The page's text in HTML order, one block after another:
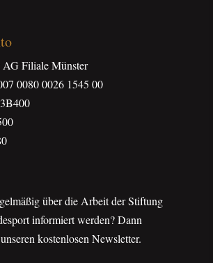
AG Filiale Münster
0080 0026 1545 00
über die Arbeit der Stiftung
informiert werden? Dann
kostenlosen Newsletter.